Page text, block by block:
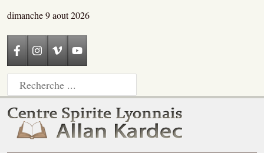
dimanche 9 aout 2026